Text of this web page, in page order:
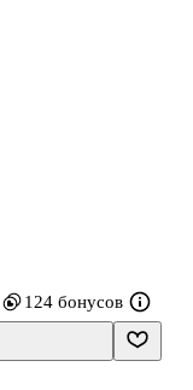
124 бонусов